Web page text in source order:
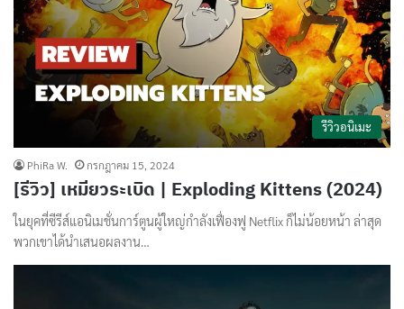
รีวิวอนิเมะ
PhiRa W. กรกฎาคม 15, 2024
[รีวิว] เหมียวระเบิด | Exploding Kittens (2024)
ในยุคที่ซีรีส์แอนิเมชั่นการ์ตูนผู้ใหญ่กำลังเฟื่องฟู Netflix ก็ไม่น้อยหน้า ล่าสุด
พวกเขาได้นำเสนอผลงาน…